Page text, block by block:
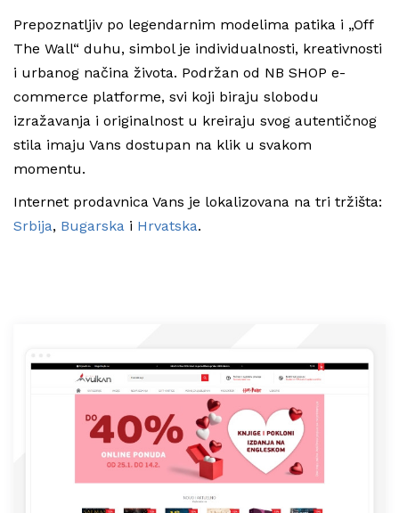
Prepoznatljiv po legendarnim modelima patika i „Off
The Wall“ duhu, simbol je individualnosti, kreativnosti
i urbanog načina života. Podržan od NB SHOP e-
commerce platforme, svi koji biraju slobodu
izražavanja i originalnost u kreiraju svog autentičnog
stila imaju Vans dostupan na klik u svakom
momentu.
Internet prodavnica Vans je lokalizovana na tri tržišta:
Srbija, Bugarska i Hrvatska.